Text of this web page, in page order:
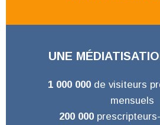
UNE
1 000 000 de visiteurs
mensuels
200 000